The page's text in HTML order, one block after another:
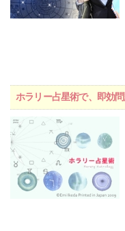
ホラリー占星術で、即効問